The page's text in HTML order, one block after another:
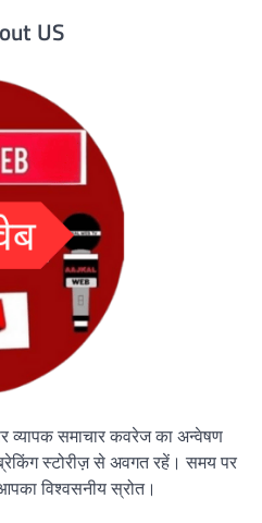
US
व्यापक समाचार कवरेज का अन्वेषण
स्टोरीज़ से अवगत रहें। समय पर
विश्वसनीय स्रोत।